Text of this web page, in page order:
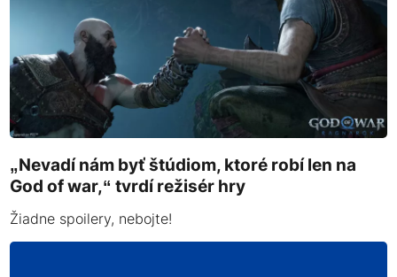
„Nevadí nám byť štúdiom, ktoré robí len na
God of war,“ tvrdí režisér hry
Žiadne spoilery, nebojte!